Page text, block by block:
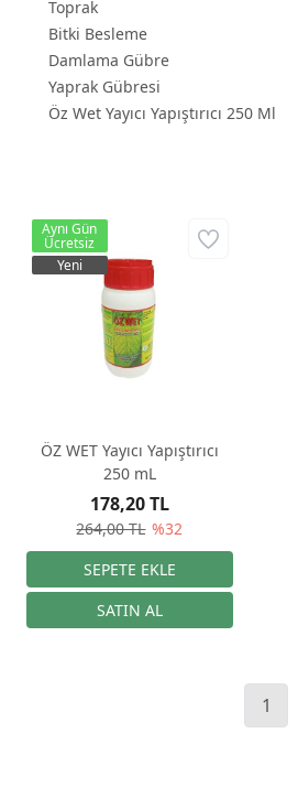
Toprak
Bitki Besleme
Damlama Gübre
Yaprak Gübresi
Öz Wet Yayıcı Yapıştırıcı 250 Ml
ÖZ WET Yayıcı Yapıştırıcı
250 mL
264,00 TL %32
178,20 TL
Aynı Gün
Ücretsiz
Yeni
1